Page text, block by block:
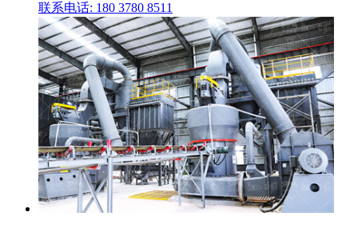
联系电话: 180 3780 8511